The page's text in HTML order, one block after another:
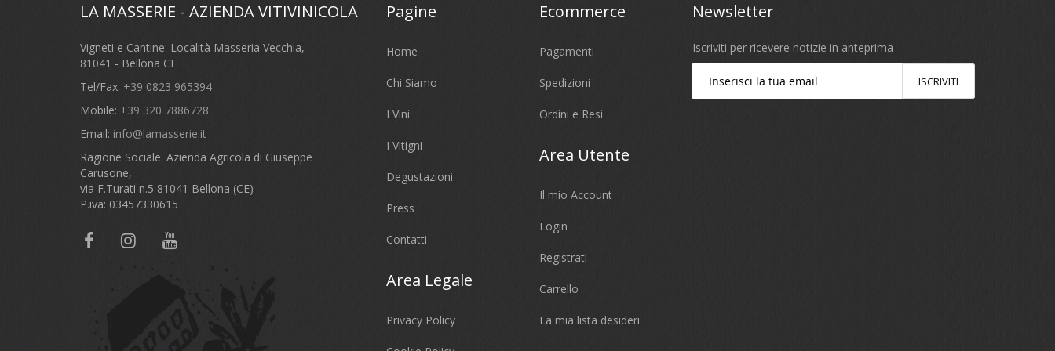
LA MASSERIE - AZIENDA VITIVINICOLA
Vigneti e Cantine: Località Masseria Vecchia,
81041 - Bellona CE
Tel/Fax: +39 0823 965394
Mobile: +39 320 7886728
Email: info@lamasserie.it
Ragione Sociale: Azienda Agricola di Giuseppe
Carusone,
via F.Turati n.5 81041 Bellona (CE)
P.iva: 03457330615
Pagine
Home
Chi Siamo
I Vini
I Vitigni
Degustazioni
Press
Contatti
Area Legale
Privacy Policy
Ecommerce
Pagamenti
Spedizioni
Ordini e Resi
Area Utente
Il mio Account
Login
Registrati
Carrello
La mia lista desideri
Newsletter
Iscriviti per ricevere notizie in anteprima
ISCRIVITI